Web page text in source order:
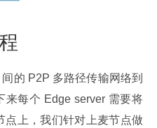
的 P2P 多路径传输网络到
来每个 Edge server 需要将
点上，我们针对上麦节点做